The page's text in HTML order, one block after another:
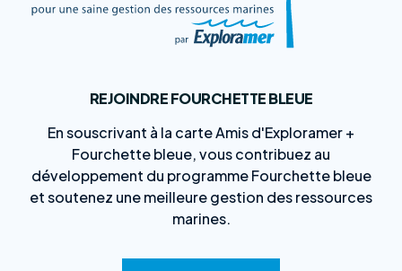
REJOINDRE FOURCHETTE BLEUE
En souscrivant à la carte Amis d'Exploramer +
Fourchette bleue, vous contribuez au
développement du programme Fourchette bleue
et soutenez une meilleure gestion des ressources
marines.